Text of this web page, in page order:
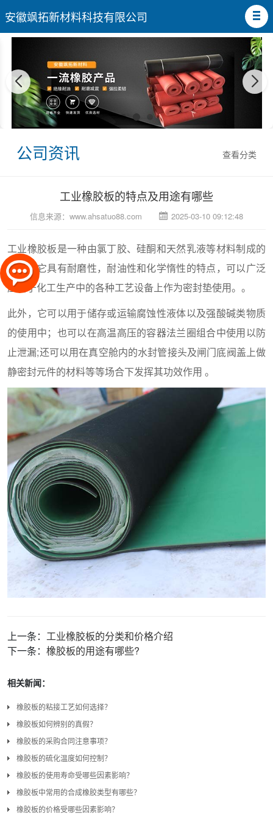
安徽飒拓新材料科技有限公司
查看分类
公司资讯
工业橡胶板的特点及用途有哪些
信息来源： www.ahsatuo88.com 2025-03-10 09:12:48
工业橡胶板是一种由氯丁胶、硅酮和天然乳液等材料制成的
产品。它具有耐磨性，耐油性和化学惰性的特点，可以广泛
应用于化工生产中的各种工艺设备上作为密封垫使用。。
此外，它可以用于储存或运输腐蚀性液体以及强酸碱类物质
的使用中；也可以在高温高压的容器法兰圈组合中使用以防
止泄漏;还可以用在真空舱内的水封管接头及闸门底阀盖上做
静密封元件的材料等等场合下发挥其功效作用 。
上一条： 工业橡胶板的分类和价格介绍
下一条： 橡胶板的用途有哪些?
相关新闻：
橡胶板的粘接工艺如何选择？
橡胶板如何辨别的真假？
橡胶板的采购合同注意事项？
橡胶板的硫化温度如何控制？
橡胶板的使用寿命受哪些因素影响？
橡胶板中常用的合成橡胶类型有哪些？
橡胶板的价格受哪些因素影响？